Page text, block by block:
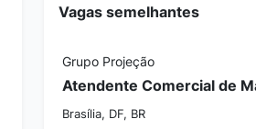
Vagas semelhantes
Grupo Projeção
Brasília, DF, BR